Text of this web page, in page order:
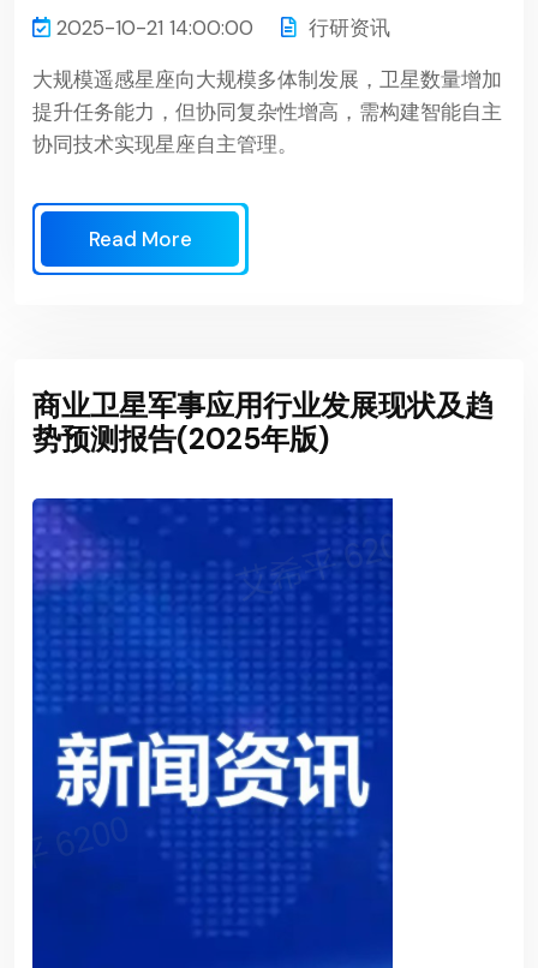
2025-10-21 14:00:00
行研资讯
大规模遥感星座向大规模多体制发展，卫星数量增加
提升任务能力，但协同复杂性增高，需构建智能自主
协同技术实现星座自主管理。
Read More
商业卫星军事应用行业发展现状及趋
势预测报告(2025年版)